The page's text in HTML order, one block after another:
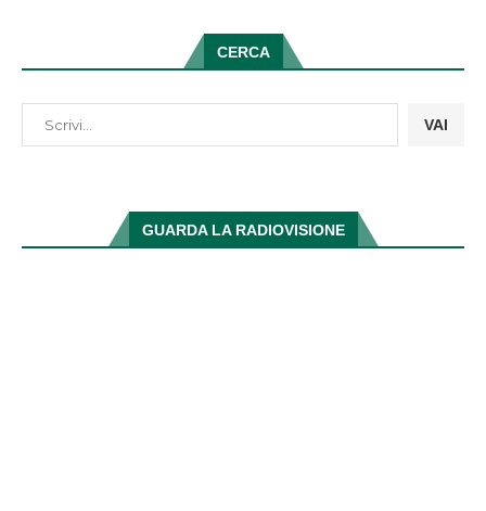
CERCA
VAI
GUARDA LA RADIOVISIONE